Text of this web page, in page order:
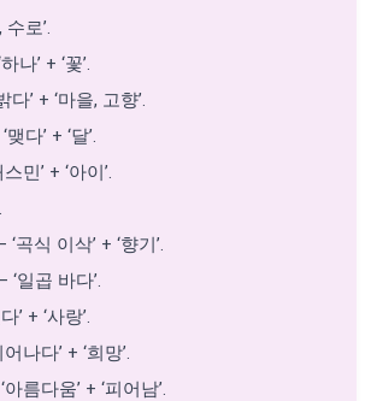
로’.
나’ + ‘꽃’.
다’ + ‘마을, 고향’.
맺다’ + ‘달’.
민’ + ‘아이’.
‘곡식 이삭’ + ‘향기’.
– ‘일곱 바다’.
’ + ‘사랑’.
어나다’ + ‘희망’.
아름다움’ + ‘피어남’.